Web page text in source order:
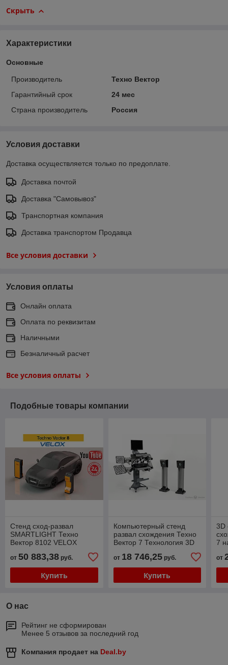
Скрыть
Характеристики
Основные
Производитель
Техно Вектор
Гарантийный срок
24 мес
Страна производитель
Россия
Условия доставки
Доставка осуществляется только по предоплате.
Доставка почтой
Доставка "Самовывоз"
Транспортная компания
Доставка транспортом Продавца
Все условия доставки
Условия оплаты
Онлайн оплата
Оплата по реквизитам
Наличными
Безналичный расчет
Все условия оплаты
Подобные товары компании
Стенд сход-развал
SMARTLIGHT Техно
Вектор 8102 VELOX
от 50 883,38 руб.
Купить
Компьютерный стенд
развал схождения Техно
Вектор 7 Технология 3D
от 18 746,25руб.
Купить
3D
7
от
О нас
Рейтинг не сформирован
Менее 5 отзывов за последний год
Компания продает на Deal.by